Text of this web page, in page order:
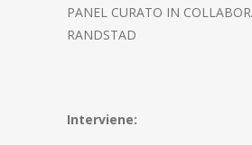
PANEL CURATO IN
RANDSTAD
Interviene: